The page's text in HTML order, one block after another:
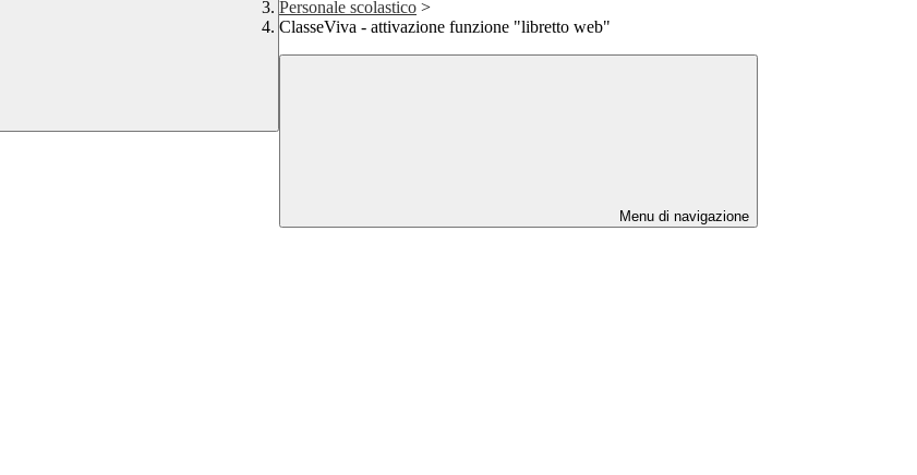
Personale scolastico >
ClasseViva - attivazione funzione "libretto web"
Menu di navigazione